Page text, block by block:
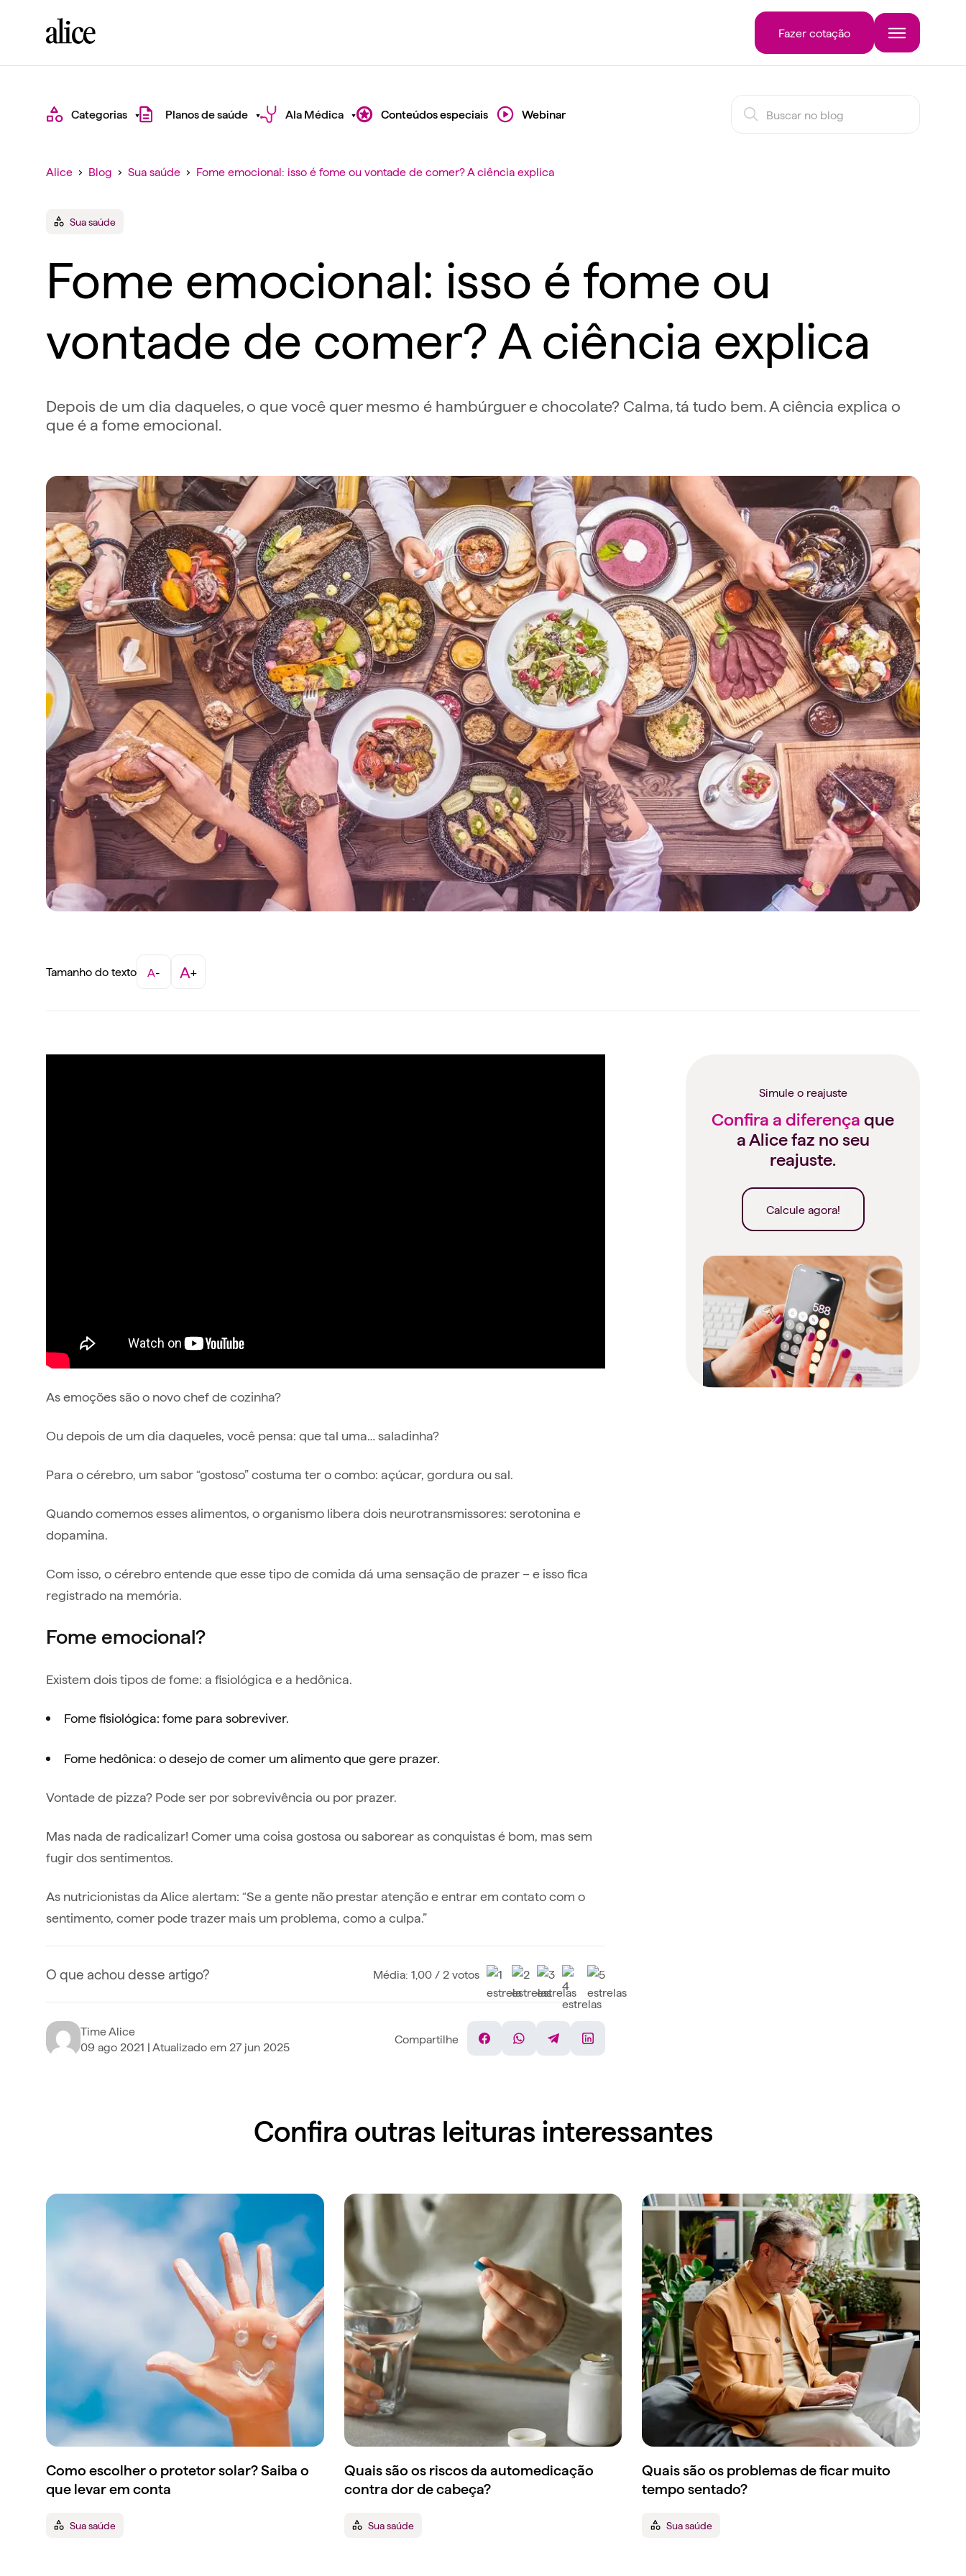
Fazer cotação
Categorias Planos de saúde Ala Médica Conteúdos especiais Webinar
Alice › Blog › Sua saúde › Fome emocional: isso é fome ou vontade de comer? A ciência explica
Sua saúde
Fome emocional: isso é fome ou
vontade de comer? A ciência explica
Depois de um dia daqueles, o que você quer mesmo é hambúrguer e chocolate? Calma, tá tudo bem. A ciência explica o
que é a fome emocional.
Tamanho do texto A- A+
As emoções são o novo chef de cozinha?
Ou depois de um dia daqueles, você pensa: que tal uma… saladinha?
Para o cérebro, um sabor “gostoso” costuma ter o combo: açúcar, gordura ou sal.
Quando comemos esses alimentos, o organismo libera dois neurotransmissores: serotonina e
dopamina.
Com isso, o cérebro entende que esse tipo de comida dá uma sensação de prazer – e isso fica
registrado na memória.
Fome emocional?
Existem dois tipos de fome: a fisiológica e a hedônica.
Fome fisiológica: fome para sobreviver.
Fome hedônica: o desejo de comer um alimento que gere prazer.
Vontade de pizza? Pode ser por sobrevivência ou por prazer.
Mas nada de radicalizar! Comer uma coisa gostosa ou saborear as conquistas é bom, mas sem
fugir dos sentimentos.
As nutricionistas da Alice alertam: “Se a gente não prestar atenção e entrar em contato com o
sentimento, comer pode trazer mais um problema, como a culpa.”
O que achou desse artigo? Média: 1,00 / 2 votos
Time Alice
09 ago 2021 | Atualizado em 27 jun 2025
Compartilhe
FacebookWhatsAppTelegramLinkedin
Simule o reajuste
Confira a diferença que
a Alice faz no seu
reajuste.
Calcule agora!
Confira outras leituras interessantes
Como escolher o protetor solar? Saiba o
que levar em conta
Sua saúde
Quais são os riscos da automedicação
contra dor de cabeça?
Sua saúde
Quais são os problemas de ficar muito
tempo sentado?
Sua saúde